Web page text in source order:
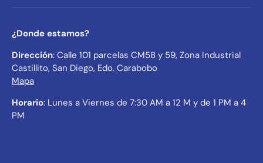
¿Donde estamos?
Dirección: Calle 101 parcelas CM58 y 59, Zona Industrial
Castillito, San Diego, Edo. Carabobo
Mapa
Horario: Lunes a Viernes de 7:30 AM a 12 M y de 1 PM a 4
PM